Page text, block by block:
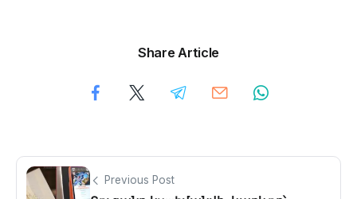
Share Article
Previous Post